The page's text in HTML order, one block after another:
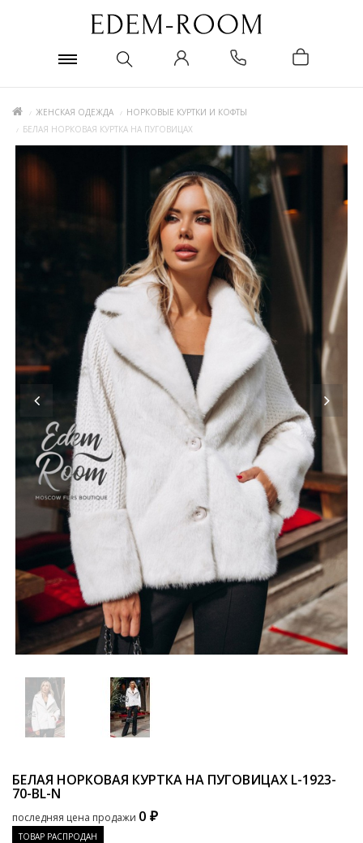
ЖЕНСКАЯ ОДЕЖДА
НОРКОВЫЕ КУРТКИ И КОФТЫ
БЕЛАЯ НОРКОВАЯ КУРТКА НА ПУГОВИЦАХ
БЕЛАЯ НОРКОВАЯ КУРТКА НА ПУГОВИЦАХ L-1923-
70-BL-N
последняя цена продажи 0 ₽
ТОВАР РАСПРОДАН